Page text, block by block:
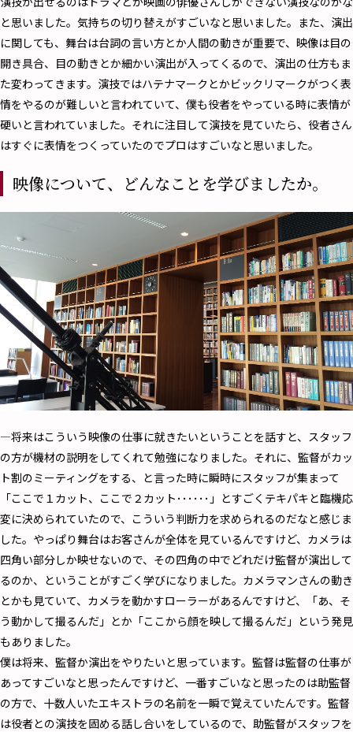
と思いました。気持ちの切り替えがすごいなと思いました。また、演出
に関しても、舞台は台詞の言い方とか人間の動きが重要で、映像は目の
開き具合、目の動きとか細かい演出が入ってくるので、演出の仕方もま
た変わってきます。演技ではハテナマークとかビックリマークがつく表
情をやるのが難しいと言われていて、僕も役者をやっている時に表情が
硬いと言われていました。それに注目して演技を見ていたら、役者さん
はすぐに表情をつくっていたのでプロはすごいなと思いました。
映像について、どんなことを学びましたか。
―将来はこういう映像の仕事に就きたいということを話すと、スタッフ
の方が機材の説明をしてくれて勉強になりました。それに、監督がカッ
ト割のミーティングをする、と言った時に瞬時にスタッフが集まって
「ここで１カット、ここで２カット･･････」とすごくテキパキと臨機応
変に決められていたので、こういう判断力を求められるのだなと感じま
した。やっぱり舞台はお客さんが全体を見ているんですけど、カメラは
四角い部分しか映せないので、その四角の中でどれだけ監督が演出して
るのか、ということがすごく学びになりました。カメラマンさんの動き
とかも見ていて、カメラを動かすローラーがあるんですけど、「あ、そ
う動かして撮るんだ」とか「ここから顔を映して撮るんだ」という発見
もありました。
僕は将来、監督か演出をやりたいと思っています。監督は監督の仕事が
あってすごいなと思ったんですけど、一番すごいなと思ったのは助監督
の方で、十数人いたエキストラの名前を一瞬で覚えていたんです。監督
は役者との演技を固める話し合いをしているので、助監督がスタッフを